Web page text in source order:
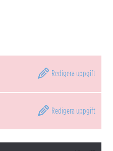
Redigera uppgift
Redigera uppgift